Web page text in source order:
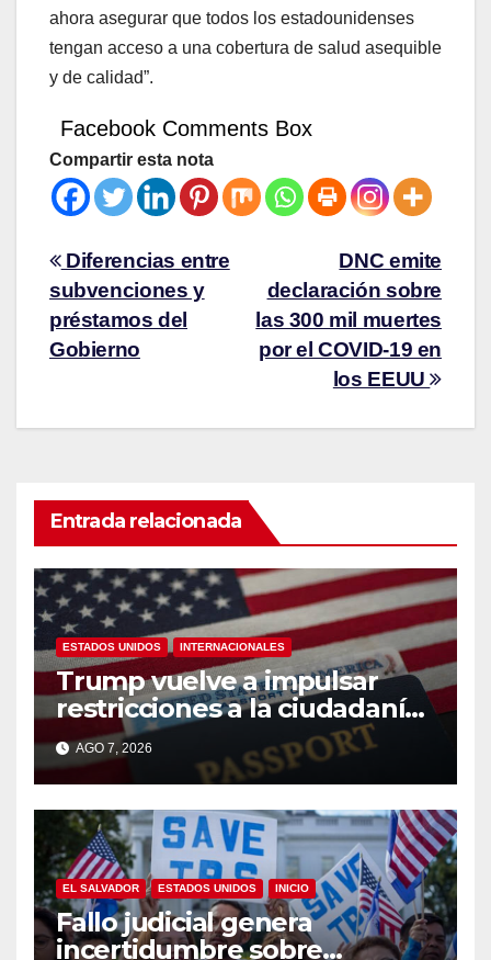
ahora asegurar que todos los estadounidenses
tengan acceso a una cobertura de salud asequible
y de calidad”.
Facebook Comments Box
Compartir esta nota
DNC emite
declaración sobre
las 300 mil muertes
por el COVID-19 en
los EEUU
Diferencias entre
subvenciones y
préstamos del
Gobierno
Entrada relacionada
ESTADOS UNIDOS INTERNACIONALES
Trump vuelve a impulsar
restricciones a la ciudadanía
por nacimiento
AGO 7, 2026
EL SALVADOR ESTADOS UNIDOS INICIO
Fallo judicial genera
incertidumbre sobre